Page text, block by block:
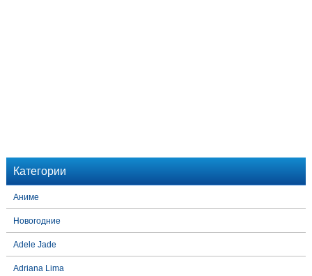
Категории
Аниме
Новогодние
Adele Jade
Adriana Lima